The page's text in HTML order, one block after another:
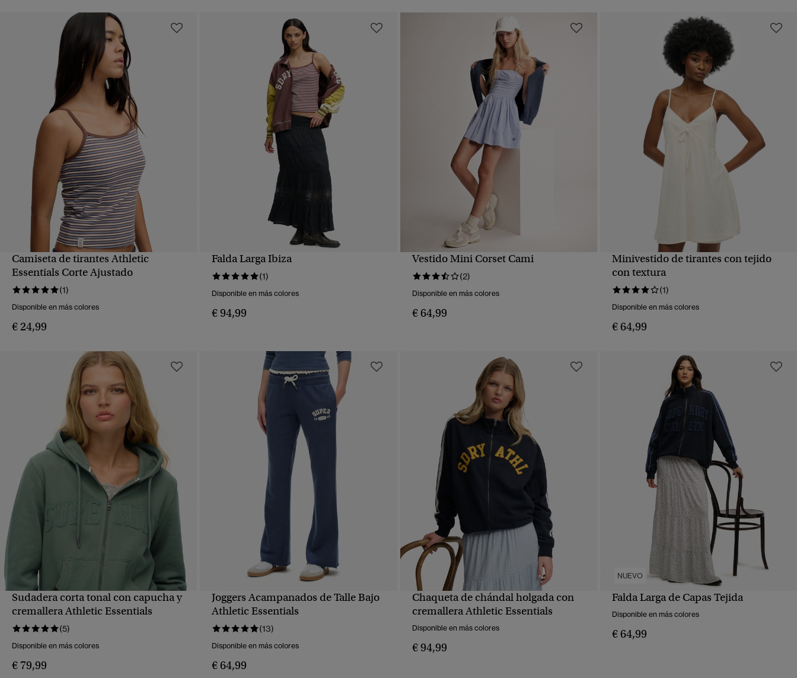
VISTA RÁPIDA
Camiseta de tirantes Athletic
Essentials Corte Ajustado
(1)
Disponible en más colores
€ 24,99
Falda Larga Ibiza
(1)
Disponible en más colores
€ 94,99
Vestido Mini Corset Cami
(2)
Disponible en más colores
€ 64,99
Minivestido de tirantes con tejido
con textura
(1)
Disponible en más colores
€ 64,99
VISTA RÁPIDA
Sudadera corta tonal con capucha y
cremallera Athletic Essentials
(5)
Disponible en más colores
€ 79,99
VISTA RÁPIDA
Joggers Acampanados de Talle Bajo
Athletic Essentials
(13)
Disponible en más colores
€ 64,99
VISTA RÁPIDA
Chaqueta de chándal holgada con
cremallera Athletic Essentials
Disponible en más colores
€ 94,99
NUEVO
VISTA RÁPIDA
Falda Larga de Capas Tejida
Disponible en más colores
€ 64,99